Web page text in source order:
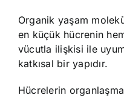
Organik yaşam
en küçük hücrenin
vücutla ilişkisi ile
katkısal bir yapıdır.
Hücrelerin